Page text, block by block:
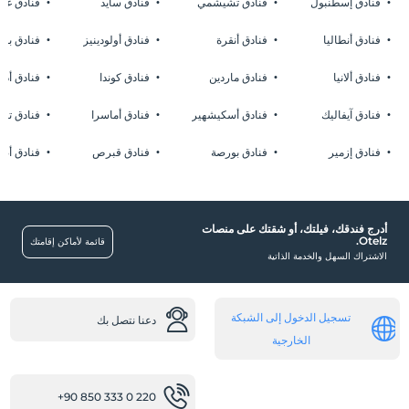
موقف سيارات
موقف سيارات (في الموقع)
انقر لرؤية ملاحظات خاصة.
غرف عائلية
طفل
تجمع للأطفال
خدمة نقل المطار (مدفوعة)
ممنوع التدخين في الغرفة
طفل (أطفال)
فنادق أنطاليا
فنادق ألانيا
فنادق آيفاليك
فنادق إزمير
فنادق أنقرة
فنادق ماردين
فنادق أسكيشهير
فنادق بورصة
فنادق أولودينيز
فنادق كوندا
فنادق أماسرا
فنادق قبرص
فنادق
فنادق
فنادق
فنادق
أدرج فندقك، فيلتك، أو شقتك على منصات
Otelz.
الاشتراك السهل والخدمة الذاتية
قائمة لأماكن إقامتك
تسجيل الدخول إلى الشبكة
الخارجية
دعنا نتصل بك
+90 850 333 0 220